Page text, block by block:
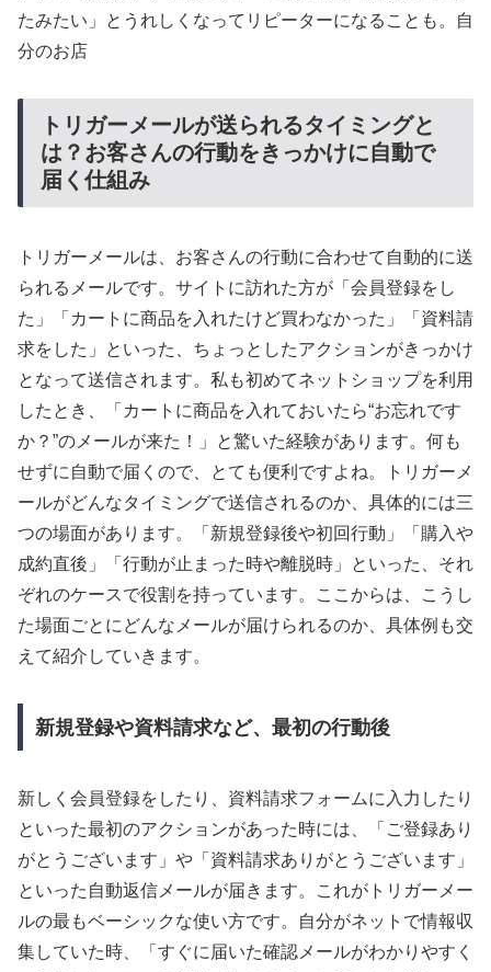
たみたい」とうれしくなってリピーターになることも。自
分のお店
トリガーメールが送られるタイミングと
は？お客さんの行動をきっかけに自動で
届く仕組み
トリガーメールは、お客さんの行動に合わせて自動的に送
られるメールです。サイトに訪れた方が「会員登録をし
た」「カートに商品を入れたけど買わなかった」「資料請
求をした」といった、ちょっとしたアクションがきっかけ
となって送信されます。私も初めてネットショップを利用
したとき、「カートに商品を入れておいたら“お忘れです
か？”のメールが来た！」と驚いた経験があります。何も
せずに自動で届くので、とても便利ですよね。トリガーメ
ールがどんなタイミングで送信されるのか、具体的には三
つの場面があります。「新規登録後や初回行動」「購入や
成約直後」「行動が止まった時や離脱時」といった、それ
ぞれのケースで役割を持っています。ここからは、こうし
た場面ごとにどんなメールが届けられるのか、具体例も交
えて紹介していきます。
新規登録や資料請求など、最初の行動後
新しく会員登録をしたり、資料請求フォームに入力したり
といった最初のアクションがあった時には、「ご登録あり
がとうございます」や「資料請求ありがとうございます」
といった自動返信メールが届きます。これがトリガーメー
ルの最もベーシックな使い方です。自分がネットで情報収
集していた時、「すぐに届いた確認メールがわかりやすく